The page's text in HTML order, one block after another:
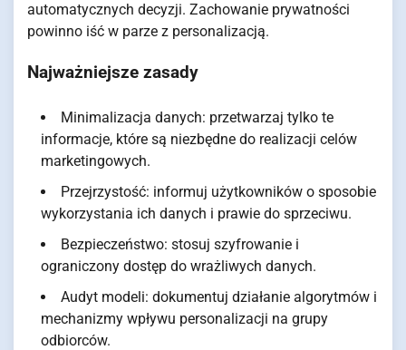
automatycznych decyzji. Zachowanie prywatności
powinno iść w parze z personalizacją.
Najważniejsze zasady
Minimalizacja danych: przetwarzaj tylko te
informacje, które są niezbędne do realizacji celów
marketingowych.
Przejrzystość: informuj użytkowników o sposobie
wykorzystania ich danych i prawie do sprzeciwu.
Bezpieczeństwo: stosuj szyfrowanie i
ograniczony dostęp do wrażliwych danych.
Audyt modeli: dokumentuj działanie algorytmów i
mechanizmy wpływu personalizacji na grupy
odbiorców.